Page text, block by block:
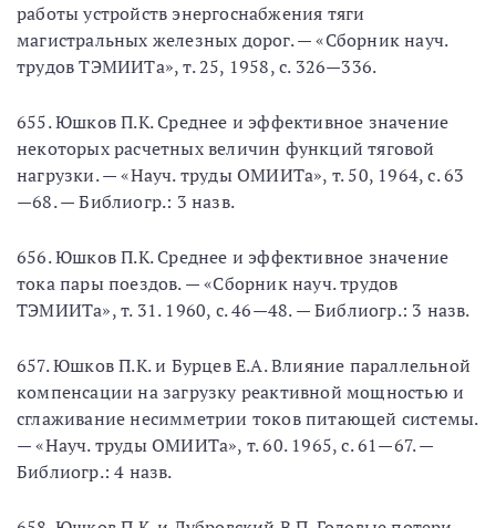
работы устройств энергоснабжения тяги
магистральных железных дорог. — «Сборник науч.
трудов ТЭМИИТа», т. 25, 1958, с. 326—336.
655. Юшков П.К. Среднее и эффективное значение
некоторых расчетных величин функций тяговой
нагрузки. — «Науч. труды ОМИИТа», т. 50, 1964, с. 63
—68. — Библиогр.: 3 назв.
656. Юшков П.К. Среднее и эффективное значение
тока пары поездов. — «Сборник науч. трудов
ТЭМИИТа», т. 31. 1960, с. 46—48. — Библиогр.: 3 назв.
657. Юшков П.К. и Бурцев Е.А. Влияние параллельной
компенсации на загрузку реактивной мощностью и
сглаживание несимметрии токов питающей системы.
— «Науч. труды ОМИИТа», т. 60. 1965, с. 61—67. —
Библиогр.: 4 назв.